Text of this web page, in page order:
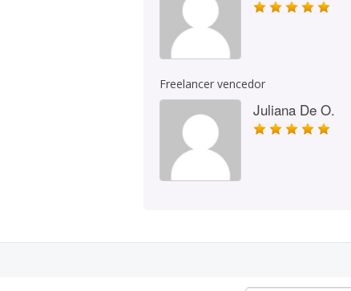
Freelancer vencedor
Juliana De O.